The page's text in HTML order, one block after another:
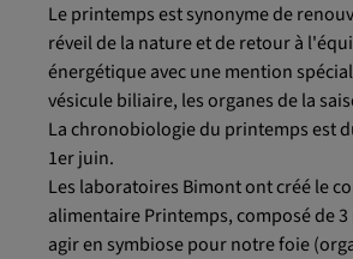
Le printemps est synonyme de
réveil de la nature et de retour à
énergétique avec une mention
vésicule biliaire, les organes de la
La chronobiologie du printemps est
1er juin.
Les laboratoires Bimont ont créé le
alimentaire Printemps, composé de
agir en symbiose pour notre foie